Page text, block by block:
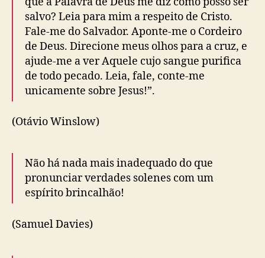
salvo? Leia para mim a respeito de Cristo.
Fale-me do Salvador. Aponte-me o Cordeiro
de Deus. Direcione meus olhos para a cruz, e
ajude-me a ver Aquele cujo sangue purifica
de todo pecado. Leia, fale, conte-me
unicamente sobre Jesus!”.
(Otávio Winslow)
Não há nada mais inadequado do que
pronunciar verdades solenes com um
espírito brincalhão!
(Samuel Davies)